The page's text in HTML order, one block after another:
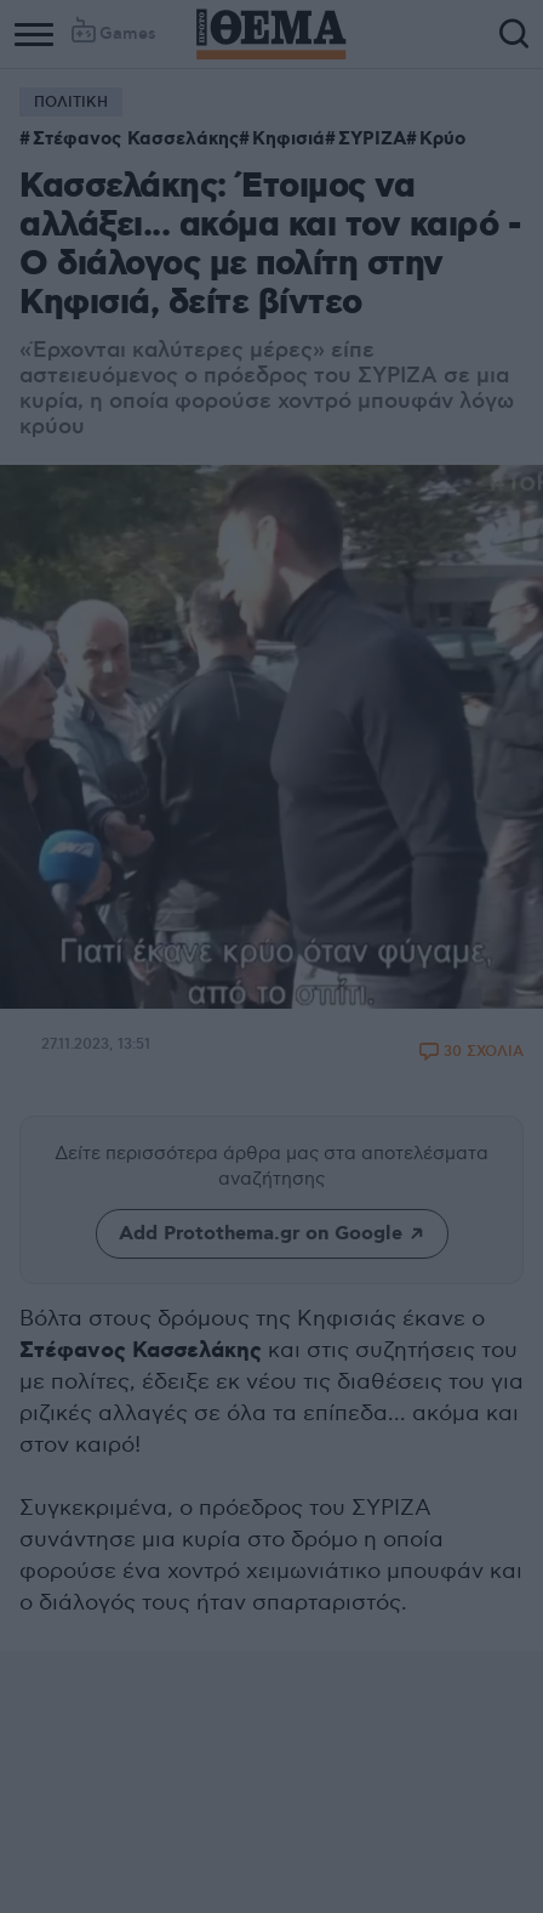
Games
ΠΟΛΙΤΙΚΗ
Στέφανος Κασσελάκης Κηφισιά ΣΥΡΙΖΑ Κρύο
Κασσελάκης: Έτοιμος να
αλλάξει... ακόμα και τον καιρό -
Ο διάλογος με πολίτη στην
Κηφισιά, δείτε βίντεο
«Έρχονται καλύτερες μέρες» είπε
αστειευόμενος ο πρόεδρος του ΣΥΡΙΖΑ σε μια
κυρία, η οποία φορούσε χοντρό μπουφάν λόγω
κρύου
27.11.2023, 13:51 30 ΣΧΟΛΙΑ
Δείτε περισσότερα άρθρα μας στα αποτελέσματα
αναζήτησης
Add Protothema.gr on Google
Βόλτα στους δρόμους της Κηφισιάς έκανε ο
Στέφανος Κασσελάκης και στις συζητήσεις του
με πολίτες, έδειξε εκ νέου τις διαθέσεις του για
ριζικές αλλαγές σε όλα τα επίπεδα... ακόμα και
στον καιρό!
Συγκεκριμένα, ο πρόεδρος του ΣΥΡΙΖΑ
συνάντησε μια κυρία στο δρόμο η οποία
φορούσε ένα χοντρό χειμωνιάτικο μπουφάν και
ο διάλογός τους ήταν σπαρταριστός.